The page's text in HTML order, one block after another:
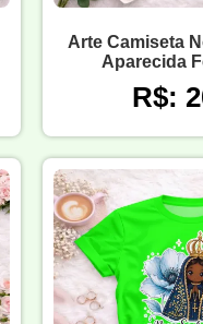
Arte Camiseta
Aparecida
R$: